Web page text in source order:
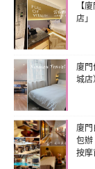
【
店」
廈
城店
廈
包辦
按摩